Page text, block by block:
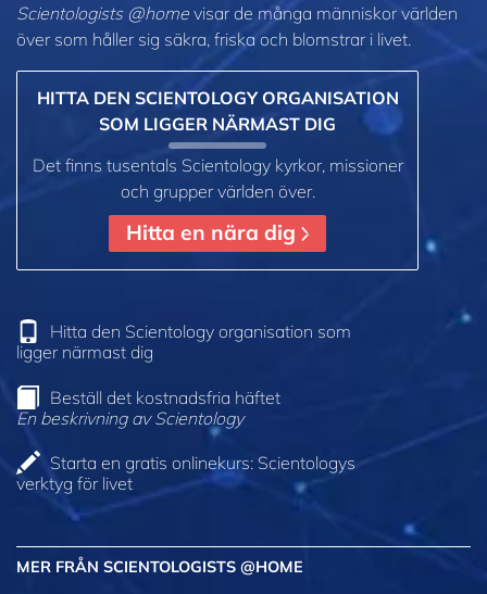
Scientologists @home visar de många människor världen
över som håller sig säkra, friska och blomstrar i livet.
HITTA DEN SCIENTOLOGY ORGANISATION
SOM LIGGER NÄRMAST DIG
Det finns tusentals Scientology kyrkor, missioner
och grupper världen över.
Hitta en nära dig
Hitta den Scientology organisation som
ligger närmast dig
Beställ det kostnadsfria häftet
En beskrivning av Scientology
Starta en gratis onlinekurs: Scientologys
verktyg för livet
MER FRÅN SCIENTOLOGISTS @HOME